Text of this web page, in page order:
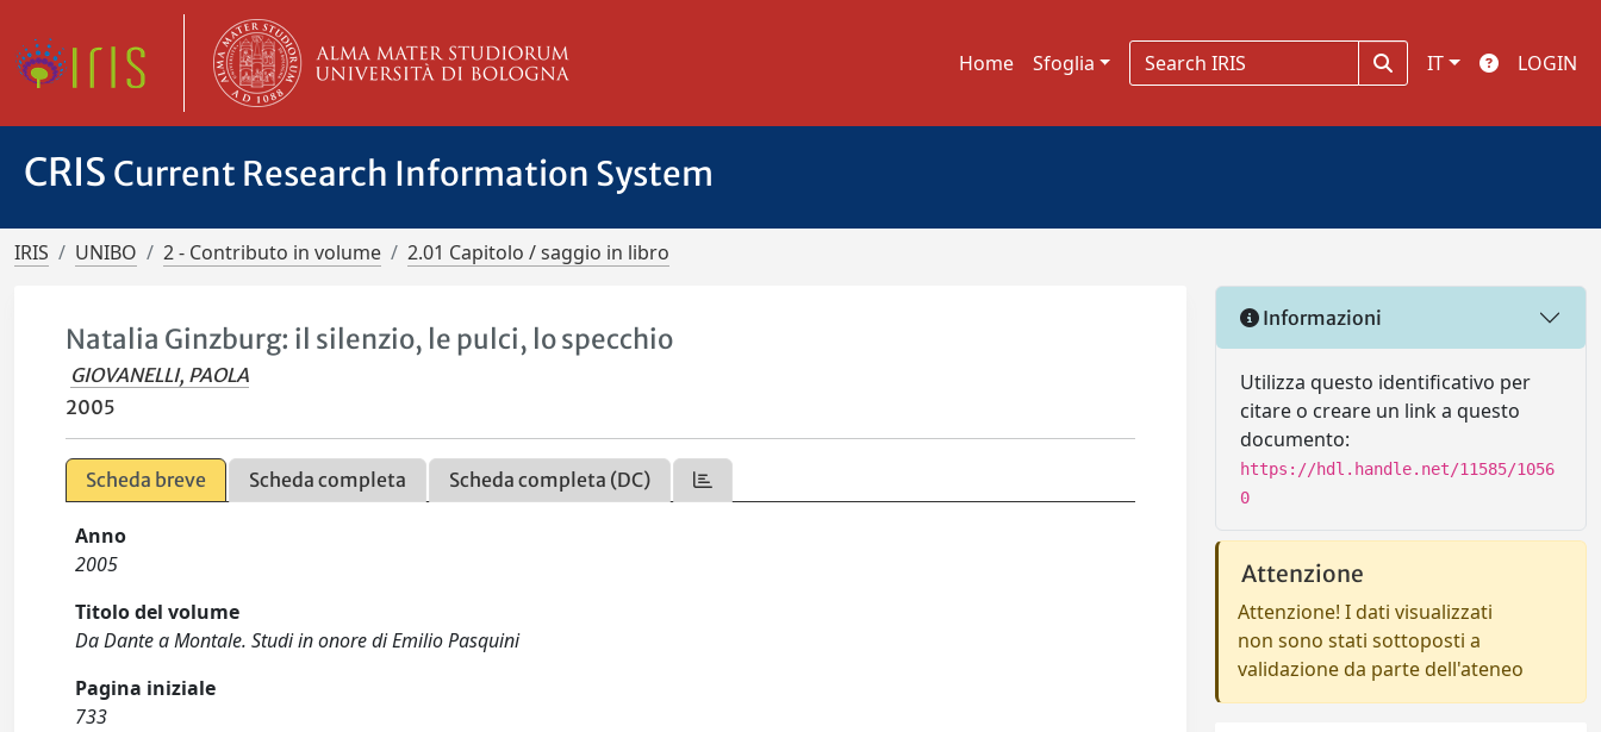
Home Sfoglia IT LOGIN
CRIS Current Research Information System
IRIS UNIBO 2 - Contributo in volume 2.01 Capitolo / saggio in libro
Natalia Ginzburg: il silenzio, le pulci, lo specchio
GIOVANELLI, PAOLA
2005
Scheda breve Scheda completa Scheda completa (DC)
Anno
2005
Titolo del volume
Da Dante a Montale. Studi in onore di Emilio Pasquini
Pagina iniziale
733
Informazioni
Utilizza questo identificativo per
citare o creare un link a questo
documento:
https://hdl.handle.net/11585/1056
0
Attenzione
Attenzione! I dati visualizzati
non sono stati sottoposti a
validazione da parte dell'ateneo